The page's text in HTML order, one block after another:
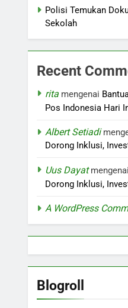
Polisi Temukan
Sekolah
Recent
rita mengenai
Pos Indonesia Hari
Albert Setiadi
Dorong Inklusi,
Uus Dayatmengenai
Dorong Inklusi,
A WordPress
Blogroll